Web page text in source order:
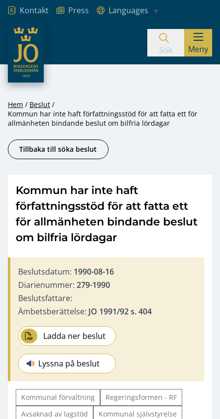
Hoppa till innehåll
Kontakt Press
Languages
JO – Riksdagens Ombudsmän
Sök Meny
Hem
Beslut
Kommun har inte haft författningsstöd för att fatta ett för
allmänheten bindande beslut om bilfria lördagar
Tillbaka till söka beslut
Kommun har inte haft
författningsstöd för att fatta ett
för allmänheten bindande beslut
om bilfria lördagar
Beslutsdatum: 1990-08-16
Diarienummer: 279-1990
Beslutsfattare:
Ämbetsberättelse: JO 1991/92 s. 404
Ladda ner beslut
Lyssna på beslut
Kommunal förvaltning
Regeringsformen - RF
Avsaknad av lagstöd
Kommunal självstyrelse